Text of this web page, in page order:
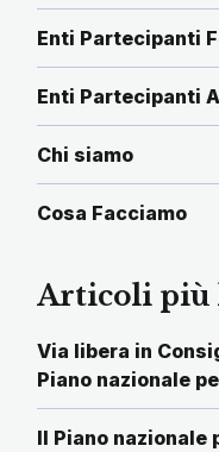
Enti Partecipanti
Enti Partecipanti
Chi siamo
Cosa Facciamo
Articoli più
Via libera in
Piano nazionale
Il Piano nazionale